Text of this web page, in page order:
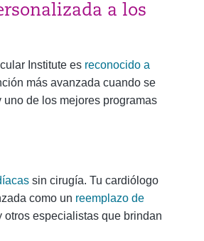
a los
Institute es reconocido a
más avanzada cuando se
de los mejores programas
sin cirugía. Tu cardiólogo
como un reemplazo de
especialistas que brindan